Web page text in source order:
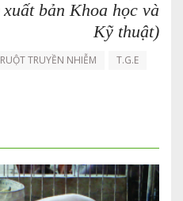
bản Khoa học và
Kỹ thuật)
TRUYỀN NHIỄM T.G.E